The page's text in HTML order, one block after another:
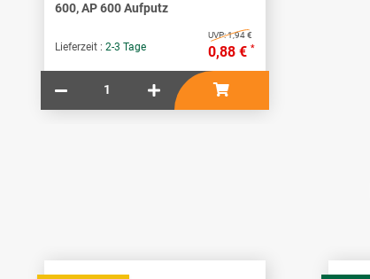
600, AP 600 Aufputz
Lieferzeit : 2-3 Tage
UVP:1,94 €
0,88 € *